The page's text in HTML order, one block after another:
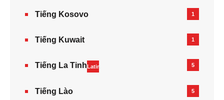
Tiếng Kosovo 1
Tiếng Kuwait 1
Tiếng La TinhLatin 5
Tiếng Lào 5